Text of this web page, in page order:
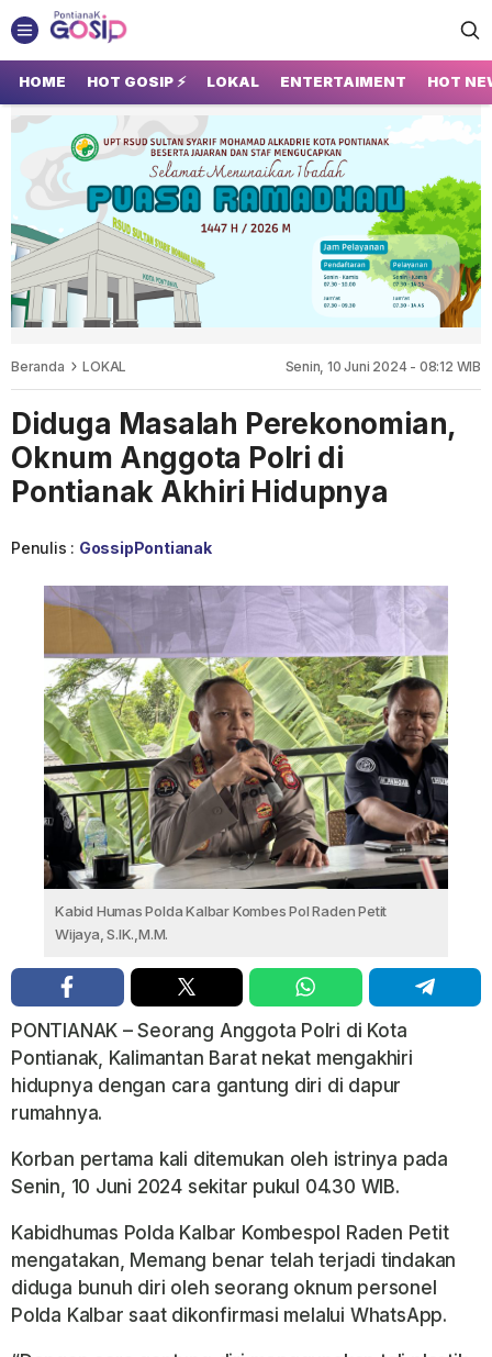
GOSIP PONTIANAK
Tempatnya Gosip Terupdate Pontianak
HOME HOT GOSIP ⚡ LOKAL ENTERTAIMENT HOT
Beranda LOKAL Senin, 10 Juni 2024 - 08:12 WIB
Diduga Masalah Perekonomian,
Oknum Anggota Polri di
Pontianak Akhiri Hidupnya
Penulis : GossipPontianak
Kabid Humas Polda Kalbar Kombes Pol Raden Petit
Wijaya, S.IK.,M.M.
PONTIANAK – Seorang Anggota Polri di Kota
Pontianak, Kalimantan Barat nekat mengakhiri
hidupnya dengan cara gantung diri di dapur
rumahnya.
Korban pertama kali ditemukan oleh istrinya pada
Senin, 10 Juni 2024 sekitar pukul 04.30 WIB.
Kabidhumas Polda Kalbar Kombespol Raden Petit
mengatakan, Memang benar telah terjadi tindakan
diduga bunuh diri oleh seorang oknum personel
Polda Kalbar saat dikonfirmasi melalui WhatsApp.